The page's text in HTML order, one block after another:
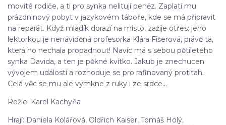
movité rodiče, a ti pro synka nelitují peněz. Zaplatí mu
prázdninový pobyt v jazykovém táboře, kde se má připravit
na reparát. Když mladík dorazí na místo, zažije otřes: jeho
lektorkou je nenáviděná profesorka Klára Fišerová, právě ta,
která ho nechala propadnout! Navíc má s sebou pětiletého
synka Davida, a ten je pěkné kvítko. Jakub je znechucen
vývojem událostí a rozhoduje se pro rafinovaný protitah.
Celá věc se mu ale vymkne z ruky i ze srdce...
Režie: Karel Kachyňa
Hrají: Daniela Kolářová, Oldřich Kaiser, Tomáš Holý,